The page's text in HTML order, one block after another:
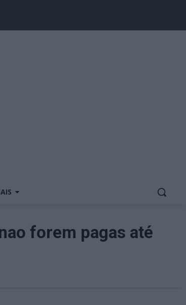
forem pagas até